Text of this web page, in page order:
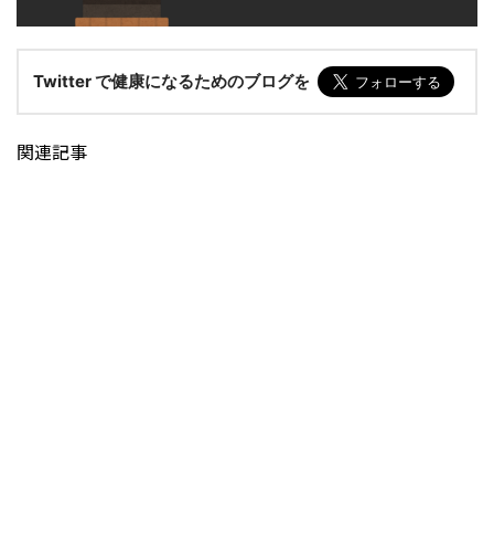
Twitter で健康になるためのブログを
関連記事